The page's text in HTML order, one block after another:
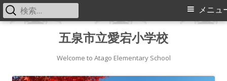
五泉市立愛宕小学校
Welcome to Atago Elementary School
メ
メニュ
検
索: